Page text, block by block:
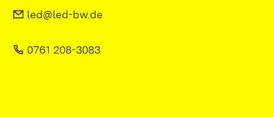
led@led-bw.de
0761 208-3083